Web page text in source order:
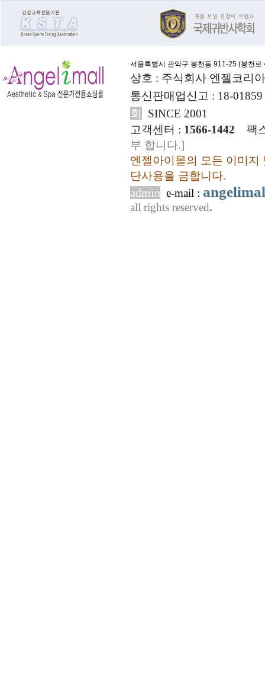
서울특별시 관악구 봉천동 911-25 (봉천로
상호 : 주식회사 엔젤코리
통신판매업신고 : 18-
회
SINCE 2001
고객센터 : 1566-1442
팩
부 합니다.]
엔젤아이몰의 모든 이미지
단사용을 금합니다.
admin e-mail :
all rights reserved.